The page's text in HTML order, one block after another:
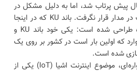
پیش پرتاب شد، اما به دلیل مشکل در
عملکرد پرتابگر، در نهایت در مدار قرار نگرفت. باند KU که در اینجا
مدنظر است، دو منظوره طراحی شده است: یکی خود باند KU و
که اولین بار است در کشور بر روی یک
شده است.
در بحث کاربردهای ماهواره‌ای، موضوع اینترنت اشیا (IoT) یکی از